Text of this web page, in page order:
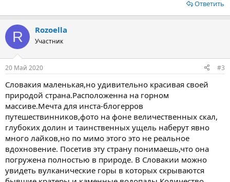
Ответить
R Rozoella
Участник
20 Май 2020 #3
Словакия маленькая,но удивительно красивая своей
природой страна.Расположенна на горном
массиве.Мечта для инста-блогерров
путешествинников,фото на фоне величественных скал,
глубоких долин и таинственных ущель наберут явно
много лайков,но по мимо этого это не реальное
вдохновение. Посетив эту страну понимаешь,что она
погружена полностью в природе. В Словакии можно
увидеть вулканические горы в которых скрываются